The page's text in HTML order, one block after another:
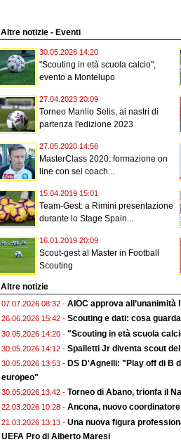
Altre notizie - Eventi
30.05.2026 14:20
"Scouting in età scuola calcio",
evento a Montelupo
27.04.2023 20:09
Torneo Manlio Selis, ai nastri di
partenza l'edizione 2023
27.05.2020 14:56
MasterClass 2020: formazione on
line con sei coach...
15.04.2019 15:01
Team-Gest: a Rimini presentazione
durante lo Stage Spain...
16.01.2019 20:09
Scout-gest al Master in Football
Scouting
Altre notizie
07.07.2026 08:32 - AIOC approva all’unanimità
26.06.2026 15:42 - Scouting e dati: cosa
30.05.2026 14:20 - "Scouting in età scuola
30.05.2026 14:12 - Spalletti Jr diventa scout
30.05.2026 13:53 - DS D'Agnelli: "Play off di B
europeo"
30.05.2026 13:42 - Torneo di Abano, trionfa il
22.03.2026 10:28 - Ancona, nuovo
21.03.2026 13:13 - Una nuova figura
UEFA Pro di Alberto Maresi